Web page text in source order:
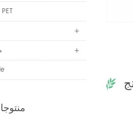
تشكيل زجاجة PET